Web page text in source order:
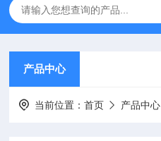
产品中心
当前位置：首页 产品中心